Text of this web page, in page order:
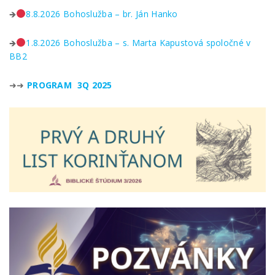
🡺 8.8.2026 Bohoslužba – br. Ján Hanko
🡺
1.8.2026 Bohoslužba – s. Marta Kapustová spoločné v
BB2
➜➜ PROGRAM 3Q 2025